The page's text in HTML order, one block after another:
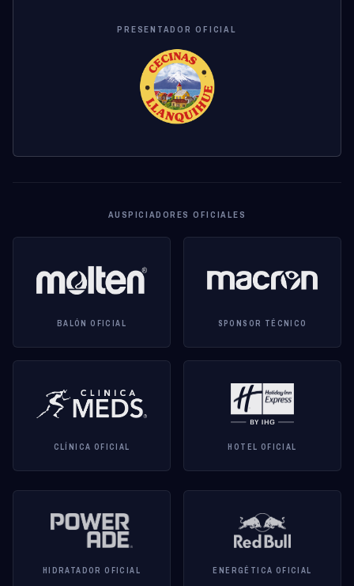
PRESENTADOR OFICIAL
AUSPICIADORES OFICIALES
BALÓN OFICIAL SPONSOR TÉCNICO
CLÍNICA OFICIAL HOTEL OFICIAL
HIDRATADOR OFICIAL ENERGÉTICA OFICIAL